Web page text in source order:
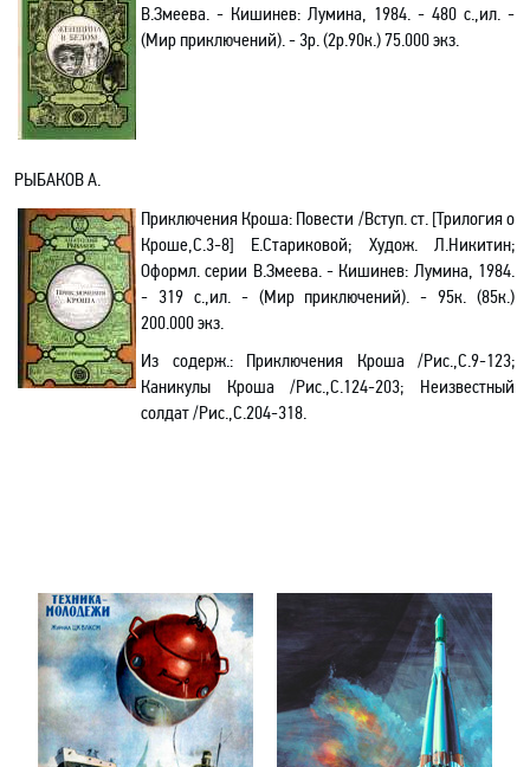
В.Змеева. - Кишинев: Лумина, 1984. - 480 с.,ил. -
(Мир приключений). - 3р.(2р.90к.)75.000 экз.
РЫБАКОВА.
Приключения Кроша: Повести /Вступ. ст. [Трилогия о
Кроше,С.3-8] Е.Стариковой; Худож. Л.Никитин;
Оформл. серии В.Змеева. - Кишинев: Лумина, 1984.
- 319 с.,ил. - (Мир приключений). - 95к. (85к.)
200.000 экз.
Из содерж.: Приключения Кроша /Рис.,С.9-123;
Каникулы Кроша /Рис.,С.124-203; Неизвестный
солдат /Рис.,С.204-318.